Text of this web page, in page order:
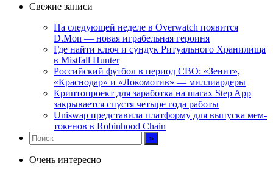
Свежие записи
На следующей неделе в Overwatch появится
D.Mon — новая играбельная героиня
Где найти ключ и сундук Ритуального Хранилища
в Mistfall Hunter
Российский футбол в период СВО: «Зенит»,
«Краснодар» и «Локомотив» — миллиардеры
Криптопроект для заработка на шагах Step App
закрывается спустя четыре года работы
Uniswap представила платформу для выпуска мем-
токенов в Robinhood Chain
Очень интересно